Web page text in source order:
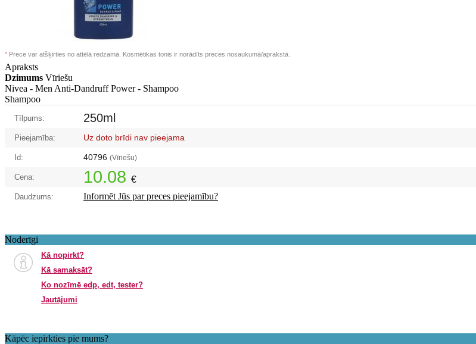
* Prece var atšķirties no attēlā redzamā. Kosmētikas tonis ir norādīts preces nosaukumā/aprakstā.
Apraksts
Dzimums Vīriešu
Nivea - Men Anti-Dandruff Power - Shampoo
Shampoo
Tīlpums: 250ml
Pieejamība: Uz doto brīdi nav pieejama
Id: 40796 (Vīriešu)
Cena: 10.08 €
Daudzums: Informēt Jūs par preces pieejamību?
Noderīgi
Kā nopirkt?
Kā samaksāt?
Ko nozīmē edp, edt, tester?
Jautājumi
Kāpēc iepirkties pie mums?